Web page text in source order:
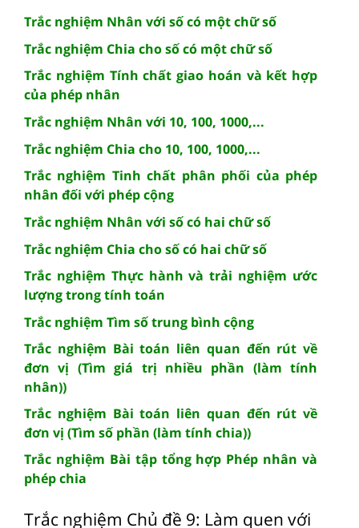
Trắc nghiệm Nhân với số có một chữ số
Trắc nghiệm Chia cho số có một chữ số
Trắc nghiệm Tính chất giao hoán và kết hợp
của phép nhân
Trắc nghiệm Nhân với 10, 100, 1000,...
Trắc nghiệm Chia cho 10, 100, 1000,...
Trắc nghiệm Tinh chất phân phối của phép
nhân đối với phép cộng
Trắc nghiệm Nhân với số có hai chữ số
Trắc nghiệm Chia cho số có hai chữ số
Trắc nghiệm Thực hành và trải nghiệm ước
lượng trong tính toán
Trắc nghiệm Tìm số trung bình cộng
Trắc nghiệm Bài toán liên quan đến rút về
đơn vị (Tìm giá trị nhiều phần (làm tính
nhân))
Trắc nghiệm Bài toán liên quan đến rút về
đơn vị (Tìm số phần (làm tính chia))
Trắc nghiệm Bài tập tổng hợp Phép nhân và
phép chia
Trắc nghiệm Chủ đề 9: Làm quen với